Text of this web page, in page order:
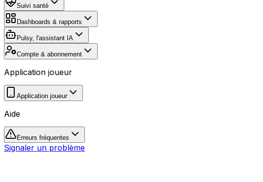
Suivi santé
Dashboards & rapports
Pulsy, l'assistant IA
Compte & abonnement
Application joueur
Application joueur
Aide
Erreurs fréquentes
Signaler un problème